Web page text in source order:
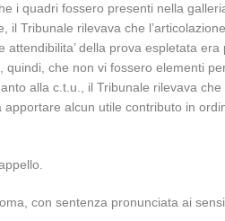
i quadri fossero presenti nella
Tribunale rilevava che
attendibilita’ della prova espletata
quindi, che non vi fossero elementi
alla c.t.u., il Tribunale rilevava
alcun utile contributo in
con sentenza pronunciata ai